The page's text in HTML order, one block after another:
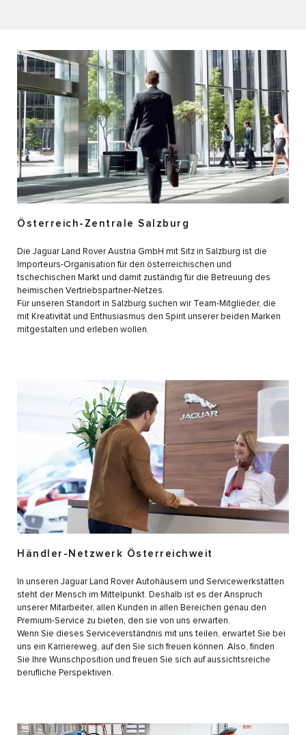
Österreich-Zentrale Salzburg
Die Jaguar Land Rover Austria GmbH mit Sitz in Salzburg ist die
Importeurs-Organisation für den österreichischen und
tschechischen Markt und damit zuständig für die Betreuung des
heimischen Vertriebspartner-Netzes.
Für unseren Standort in Salzburg suchen wir Team-Mitglieder, die
mit Kreativität und Enthusiasmus den Spirit unserer beiden Marken
mitgestalten und erleben wollen.
Händler-Netzwerk Österreichweit
In unseren Jaguar Land Rover Autohäusern und Servicewerkstätten
steht der Mensch im Mittelpunkt. Deshalb ist es der Anspruch
unserer Mitarbeiter, allen Kunden in allen Bereichen genau den
Premium-Service zu bieten, den sie von uns erwarten.
Wenn Sie dieses Serviceverständnis mit uns teilen, erwartet Sie bei
uns ein Karriereweg, auf den Sie sich freuen können. Also, finden
Sie Ihre Wunschposition und freuen Sie sich auf aussichtsreiche
berufliche Perspektiven.